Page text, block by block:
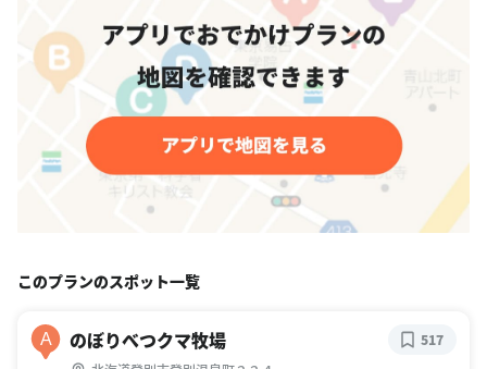
このプランのスポット一覧
A のぼりべつクマ牧場 517